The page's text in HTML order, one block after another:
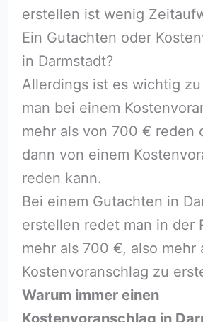
erstellen ist wenig
Ein Gutachten oder
in Darmstadt?
Allerdings ist es wichtig
man bei einem
mehr als von 700 € reden
dann von einem
reden kann.
Bei einem Gutachten in
erstellen redet man in der
mehr als 700 €, also mehr
Kostenvoranschlag zu
Warum immer einen
Kostenvoranschlag in